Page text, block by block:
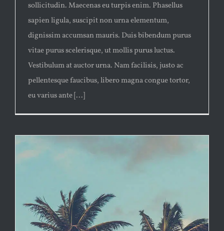
sollicitudin. Maecenas eu turpis enim. Phasellus
sapien ligula, suscipit non urna elementum,
dignissim accumsan mauris. Duis bibendum purus
vitae purus scelerisque, ut mollis purus luctus.
Vestibulum at auctor urna. Nam facilisis, justo ac
pellentesque faucibus, libero magna congue tortor,
eu varius ante [...]